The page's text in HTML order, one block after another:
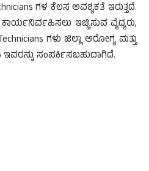
ಗಳ ಕೆಲಸ ಅವಶ್ಯಕತೆ ಇರುತ್ತದೆ.
ಇಚ್ಚಿಸುವ ವೈದ್ಯರು,
ಗಳು ಜಿಲ್ಲಾ ಆರೋಗ್ಯ ಮತ್ತು
ಇವರನ್ನು ಸಂಪರ್ಕಿಸಬಹುದಾಗಿದೆ.